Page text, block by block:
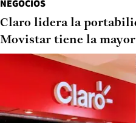
NEGOCIOS
Claro lidera la
Movistar tiene la